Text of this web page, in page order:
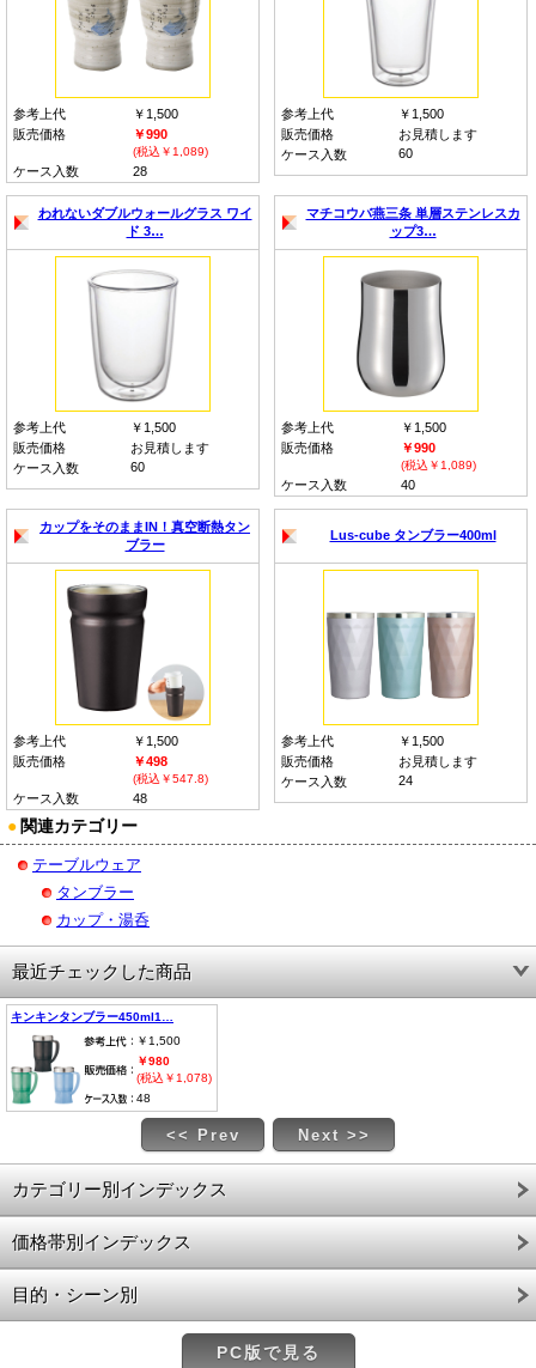
参考上代
￥1,500
販売価格
￥990
(税込￥1,089)
ケース入数 28
参考上代
￥1,500
販売価格
お見積します
ケース入数
60
われないダブルウォールグラス ワイ
ド 3…
参考上代
￥1,500
販売価格
お見積します
ケース入数
60
マチコウバ燕三条 単層ステンレスカ
ップ3…
参考上代
￥1,500
販売価格
￥990
(税込￥1,089)
ケース入数 40
カップをそのままIN！真空断熱タン
ブラー
参考上代
￥1,500
販売価格
￥498
(税込￥547.8)
ケース入数 48
Lus-cube タンブラー400ml
参考上代
￥1,500
販売価格
お見積します
ケース入数
24
● 関連カテゴリー
テーブルウェア
タンブラー
カップ・湯呑
最近チェックした商品
キンキンタンブラー450ml1…
￥1,500
￥980
(税込￥1,078)
48
<< Prev Next >>
カテゴリー別インデックス
価格帯別インデックス
目的・シーン別
PC版で見る